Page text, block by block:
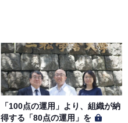
「100点の運用」より、組織が納
得する「80点の運用」を